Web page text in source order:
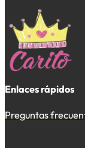
Enlaces rápidos
Preguntas